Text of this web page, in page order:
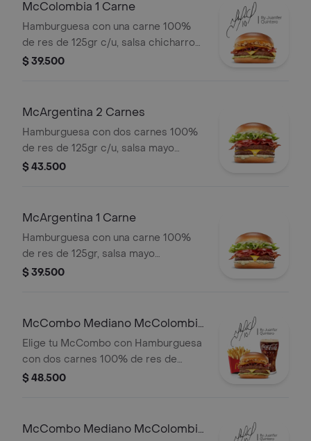
McColombia 1 Carne
Hamburguesa con una carne 100%
de res de 125gr c/u, salsa chicharron,
cebolla crispy, tajada de platano,
$ 39.500
McArgentina 2 Carnes
Hamburguesa con dos carnes 100%
de res de 125gr c/u, salsa mayo
chimichurri, cebolla fresca, lechuga,
$ 43.500
McArgentina 1 Carne
Hamburguesa con una carne 100%
de res de 125gr, salsa mayo
chimichurri, cebolla fresca, lechuga,
$ 39.500
McCombo Mediano McColombia
2 Carnes
Elige tu McCombo con Hamburguesa
con dos carnes 100% de res de
125gr c/u, salsa chicharron, cebolla
con papas medianas y gaseosa
$ 48.500
McCombo Mediano McColombia